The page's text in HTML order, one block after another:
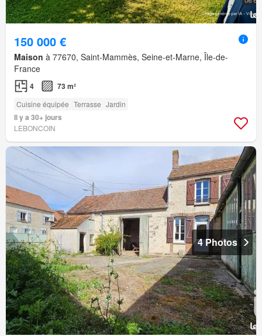
150 000 €
Maison à 77670, Saint-Mammès, Seine-et-Marne, Île-de-
France
4 73 m²
Cuisine équipée Terrasse Jardin
Il y a 30+ jours
LEBONCOIN
4 Photos